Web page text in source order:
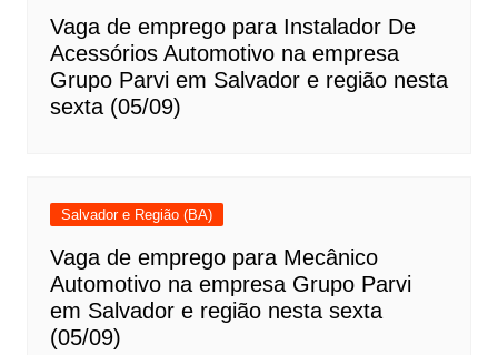
Vaga de emprego para Instalador De
Acessórios Automotivo na empresa
Grupo Parvi em Salvador e região nesta
sexta (05/09)
Salvador e Região (BA)
Vaga de emprego para Mecânico
Automotivo na empresa Grupo Parvi
em Salvador e região nesta sexta
(05/09)